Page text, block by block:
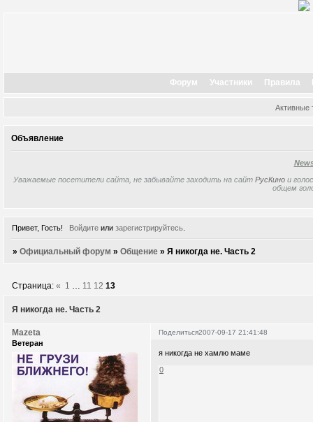
Форум Участники Правила
Активные
Объявление
Уважаемые посетители сайта, не забывайте заходить на сайт РусКино и
общем
Привет, Гость! Войдитеили зарегистрируйтесь.
»Официальный форум »Общение »Я никогда не. Часть 2
Я никогда не. Часть 2
Страница:« 1 … 11 12 13
Поделиться2007-09-17 21:41:48
Mazeta
Ветеран
я никогда не хамлю маме
0